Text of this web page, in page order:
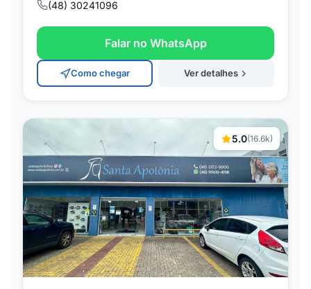
(48) 30241096
Falar no WhatsApp
Como chegar Ver detalhes
5.0(16.6k)